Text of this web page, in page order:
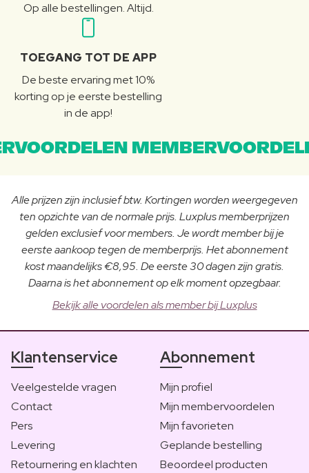
Op alle bestellingen. Altijd.
TOEGANG TOT DE APP
De beste ervaring met 10%
korting op je eerste bestelling
in de app!
Alle prijzen zijn inclusief btw. Kortingen worden weergegeven
ten opzichte van de normale prijs. Luxplus memberprijzen
gelden exclusief voor members. Je wordt member bij je
eerste aankoop tegen de memberprijs. Het abonnement
kost maandelijks €8,95. De eerste 30 dagen zijn gratis.
Daarna is het abonnement op elk moment opzegbaar.
Bekijk alle voordelen als member bij Luxplus
Klantenservice
Veelgestelde vragen
Contact
Pers
Levering
Retournering en klachten
Abonnement
Mijn profiel
Mijn membervoordelen
Mijn favorieten
Geplande bestelling
Beoordeel producten